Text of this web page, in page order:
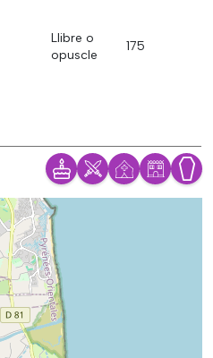
Llibre o
opuscle
175